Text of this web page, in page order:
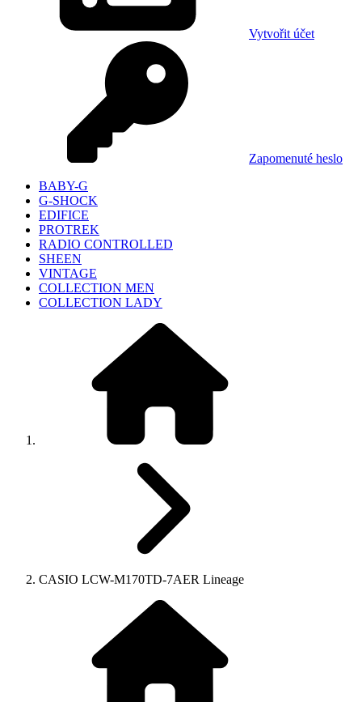
Vytvořit účet
Zapomenuté heslo
BABY-G
G-SHOCK
EDIFICE
PROTREK
RADIO CONTROLLED
SHEEN
VINTAGE
COLLECTION MEN
COLLECTION LADY
CASIO LCW-M170TD-7AER Lineage